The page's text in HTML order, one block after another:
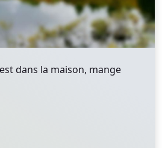
dans la maison, mange